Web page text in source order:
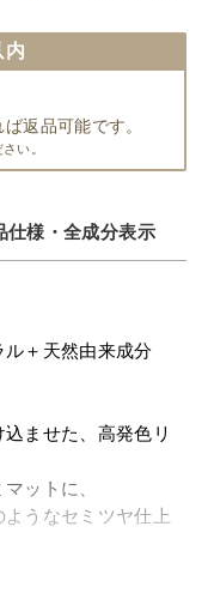
内
返品可能です。
い。
仕様・全成分表示
＋天然由来成分
ませた、高発色リ
ットに、
うなセミツヤ仕上